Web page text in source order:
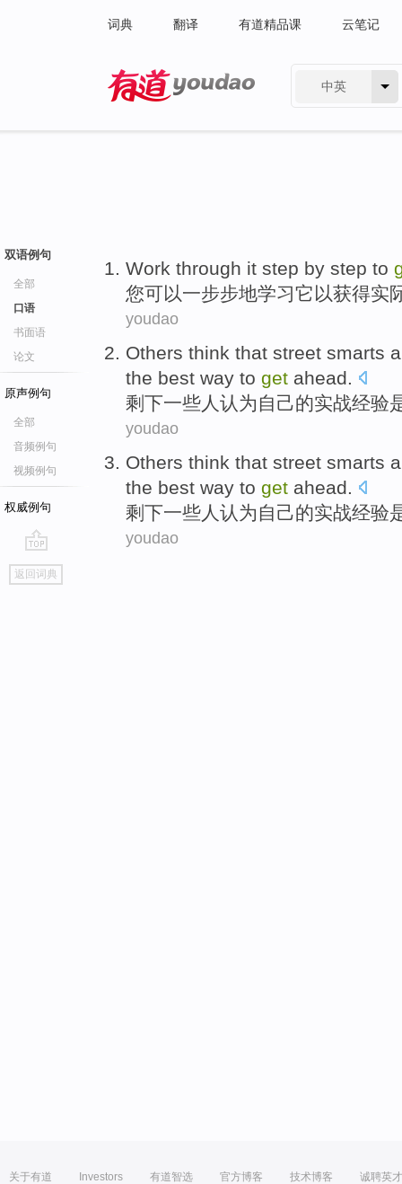
词典 翻译 有道精品课 云笔记
中英
双语例句
全部
口语
书面语
论文
原声例句
全部
音频例句
视频例句
权威例句
go
top
返回词典
Work through it step by step to
您可以一步步地学习它 以获得实
youdao
Others think that street smarts
the best way to get ahead.
剩下一些人 认为 自己的实战经验
youdao
Others think that street smarts
the best way to get ahead
剩下一些人 认为 自己的实战经验
youdao
关于有道 Investors 有道智选 官方博客 技术博客 诚聘英才